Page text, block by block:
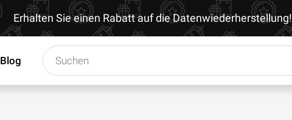
Erhalten Sie einen Rabatt auf die Datenwiederherstellung!
Blog